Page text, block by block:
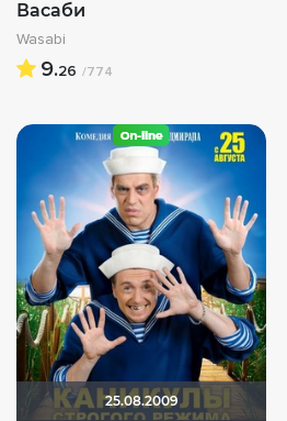
Васаби
Wasabi
9.26 /774
25.08.2009